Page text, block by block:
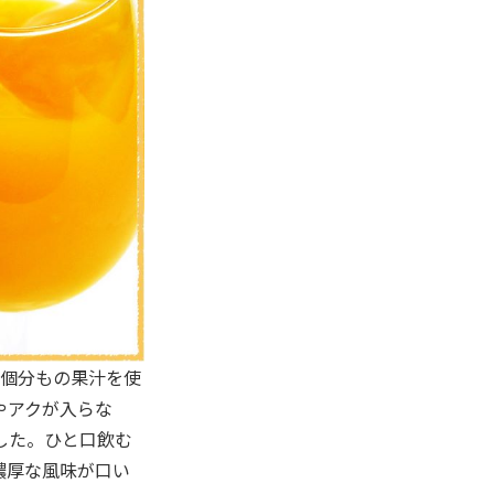
分もの果汁を使
クが入らな
た。ひと口飲む
な風味が口い